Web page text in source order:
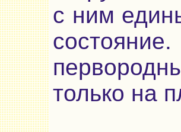
с ним
только на